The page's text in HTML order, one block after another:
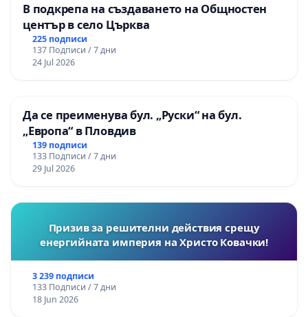
В подкрепа на създаването на Общностен
център в село Църква
225 подписи
137 Подписи / 7 дни
24 Jul 2026
Да се преименува бул. „Руски“ на бул.
„Европа“ в Пловдив
139 подписи
133 Подписи / 7 дни
29 Jul 2026
Призив за решителни действия срещу
енергийната империя на Христо Ковачки!
3 239 подписи
133 Подписи / 7 дни
18 Jun 2026